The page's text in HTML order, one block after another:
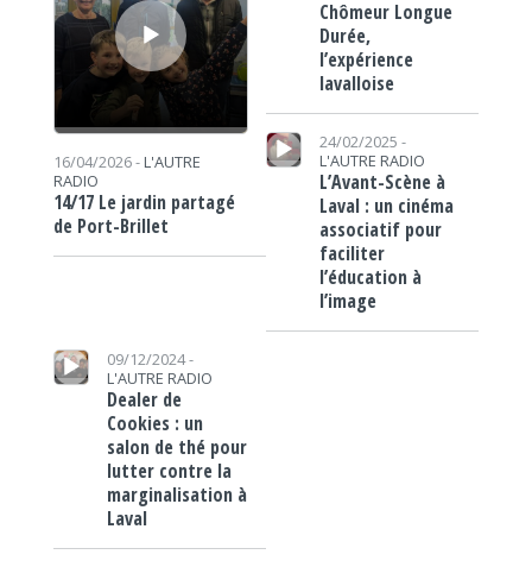
16/04/2026 - L'AUTRE
RADIO
14/17 Le jardin partagé
de Port-Brillet
Chômeur Longue
Durée,
l’expérience
lavalloise
Lecteur audio
24/02/2025 -
L'AUTRE RADIO
L’Avant-Scène à
Laval : un cinéma
associatif pour
faciliter
l’éducation à
l’image
Lecteur audio
09/12/2024 -
L'AUTRE RADIO
Dealer de
Cookies : un
salon de thé pour
lutter contre la
marginalisation à
Laval